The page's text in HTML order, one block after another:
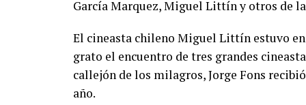
García Marquez, Miguel Littín y otros de
El cineasta chileno Miguel Littín estuvo
grato el encuentro de tres grandes
callejón de los milagros, Jorge Fons
año.